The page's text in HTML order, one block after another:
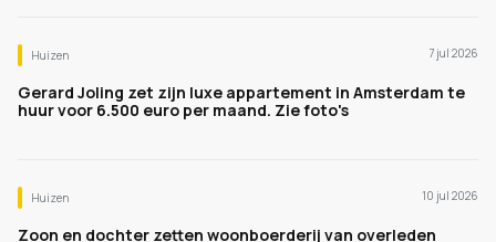
Huizen 7 jul 2026
Gerard Joling zet zijn luxe appartement in Amsterdam te
huur voor 6.500 euro per maand. Zie foto's
Huizen 10 jul 2026
Zoon en dochter zetten woonboerderij van overleden